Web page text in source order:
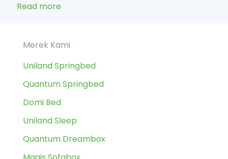
Read more
Merek Kami
Uniland Springbed
Quantum Springbed
Domi Bed
Uniland Sleep
Quantum Dreambox